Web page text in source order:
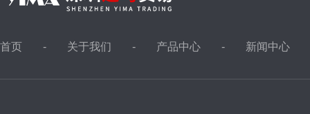
首页 关于我们 产品中心 新闻中心